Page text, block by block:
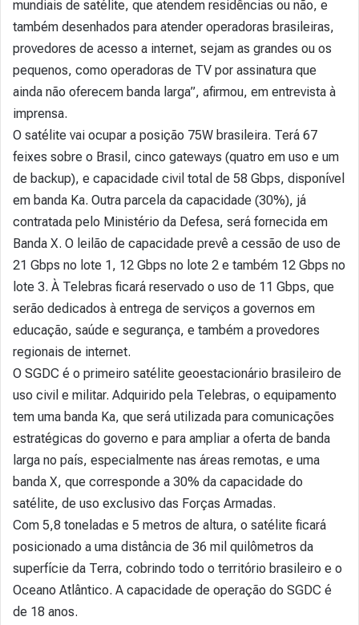
mundiais de satélite, que atendem residências ou não, e
também desenhados para atender operadoras brasileiras,
provedores de acesso a internet, sejam as grandes ou os
pequenos, como operadoras de TV por assinatura que
ainda não oferecem banda larga”, afirmou, em entrevista à
imprensa.
O satélite vai ocupar a posição 75W brasileira. Terá 67
feixes sobre o Brasil, cinco gateways (quatro em uso e um
de backup), e capacidade civil total de 58 Gbps, disponível
em banda Ka. Outra parcela da capacidade (30%), já
contratada pelo Ministério da Defesa, será fornecida em
Banda X. O leilão de capacidade prevê a cessão de uso de
21 Gbps no lote 1, 12 Gbps no lote 2 e também 12 Gbps no
lote 3. À Telebras ficará reservado o uso de 11 Gbps, que
serão dedicados à entrega de serviços a governos em
educação, saúde e segurança, e também a provedores
regionais de internet.
O SGDC é o primeiro satélite geoestacionário brasileiro de
uso civil e militar. Adquirido pela Telebras, o equipamento
tem uma banda Ka, que será utilizada para comunicações
estratégicas do governo e para ampliar a oferta de banda
larga no país, especialmente nas áreas remotas, e uma
banda X, que corresponde a 30% da capacidade do
satélite, de uso exclusivo das Forças Armadas.
Com 5,8 toneladas e 5 metros de altura, o satélite ficará
posicionado a uma distância de 36 mil quilômetros da
superfície da Terra, cobrindo todo o território brasileiro e o
Oceano Atlântico. A capacidade de operação do SGDC é
de 18 anos.